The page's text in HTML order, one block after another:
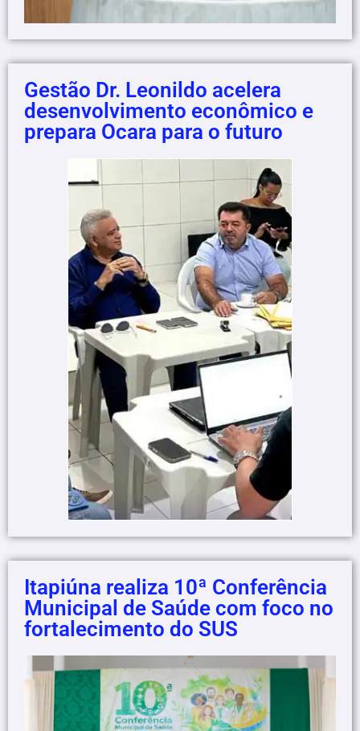
Gestão Dr. Leonildo acelera
desenvolvimento econômico e
prepara Ocara para o futuro
Itapiúna realiza 10ª Conferência
Municipal de Saúde com foco no
fortalecimento do SUS